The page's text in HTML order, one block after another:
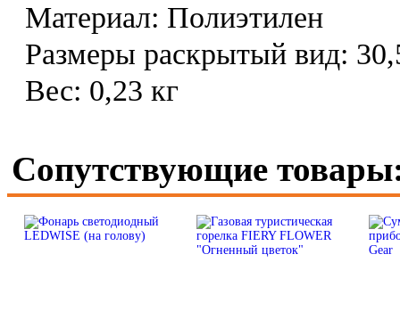
Материал: Полиэтилен
Размеры раскрытый вид:
Вес: 0,23 кг
Сопутствующие